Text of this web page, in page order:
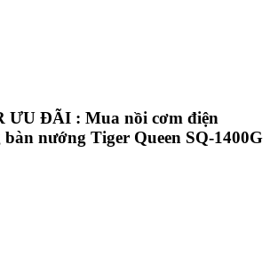
ƯU ĐÃI : Mua nồi cơm điện
nướng Tiger Queen SQ-1400G